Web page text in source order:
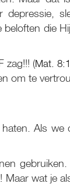
die
zag!!! (Mat.
om te
Als we
wat je